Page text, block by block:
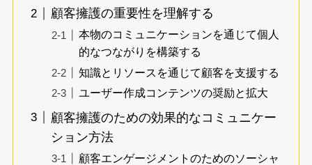
顧客擁護の重要性を理解する
本物のコミュニケーションを通じて個人
的なつながりを構築する
知識とリソースを通じて顧客を支援する
ユーザー作成コンテンツの奨励と拡大
顧客擁護のための効果的なコミュニケー
ション方法
顧客エンゲージメントのためのソーシャ